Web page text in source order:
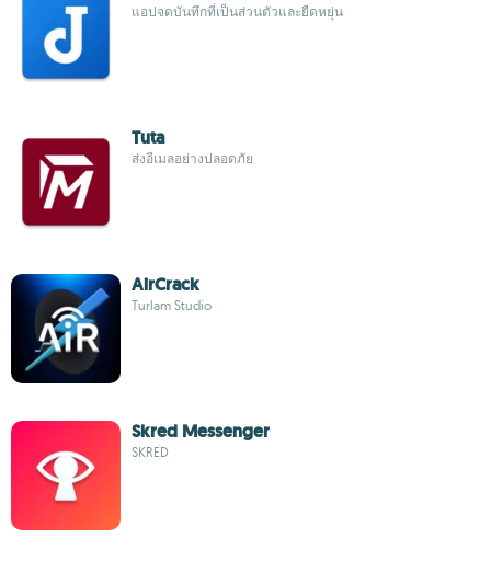
แอปจดบันทึกที่เป็นส่วนตัวและยืดหยุ่น
Tuta
ส่งอีเมลอย่างปลอดภัย
AirCrack
Turlam Studio
Skred Messenger
SKRED